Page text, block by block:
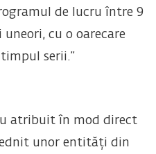
de lucru între 9
uneori, cu o oarecare
serii.”
atribuit în mod direct
unor entități din